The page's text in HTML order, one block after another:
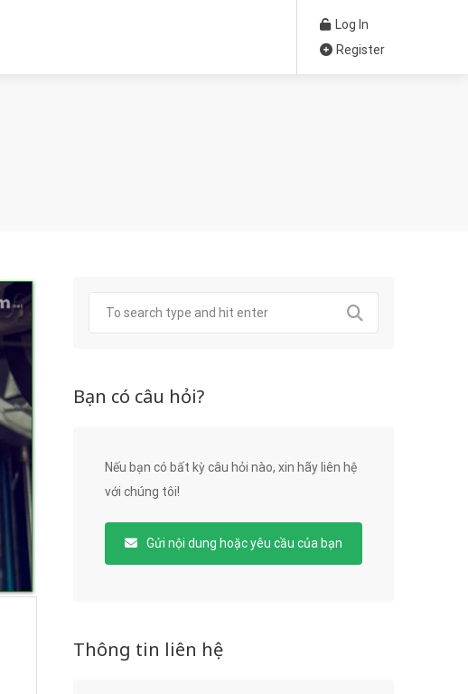
Log In
Register
Bạn có câu hỏi?
Nếu bạn có bất kỳ câu hỏi nào, xin hãy liên hệ
với chúng tôi!
Gửi nội dung hoặc yêu cầu của bạn
Thông tin liên hệ